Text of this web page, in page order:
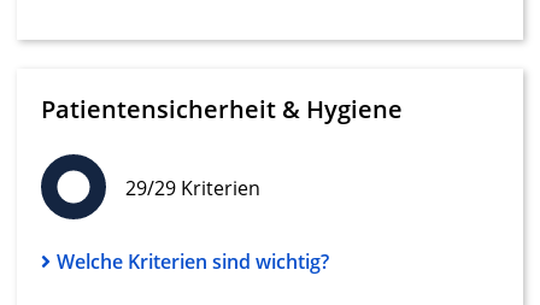
Patientensicherheit & Hygiene
29/29 Kriterien
Welche Kriterien sind wichtig?
personalisierter Werbung
von Inhalten
Verwendung von Profilen zur Auswahl
personalisierter Inhalte
Messung der Performance von Inhalten